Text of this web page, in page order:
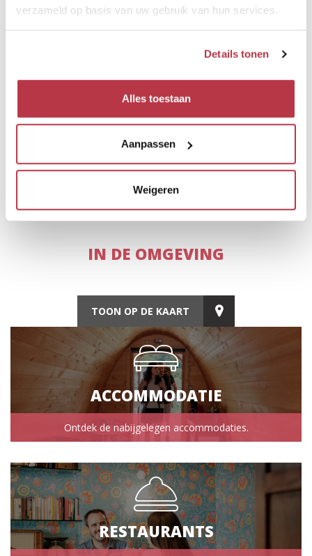
verzameld op basis van uw gebruik van hun services.
Details tonen
Alles toestaan
Aanpassen
Weigeren
Voorzieningen
Aantal bedden
IN DE OMGEVING
TOON OP DE KAART
ACCOMMODATIE
Ontdek de nabijgelegen accommodaties.
RESTAURANTS